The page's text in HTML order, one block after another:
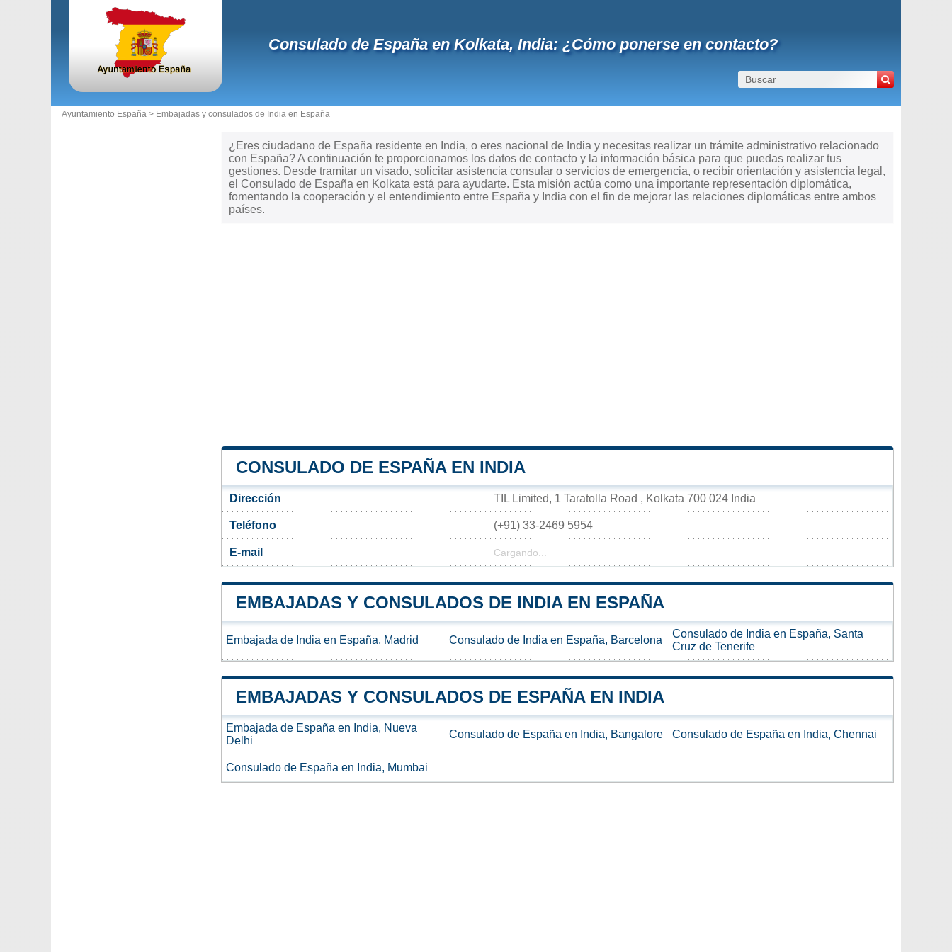
Consulado de España en Kolkata, India: ¿Cómo ponerse en contacto?
Ayuntamiento España > Embajadas y consulados de India en España
¿Eres ciudadano de España residente en India, o eres nacional de India y necesitas realizar un trámite administrativo relacionado
con España? A continuación te proporcionamos los datos de contacto y la información básica para que puedas realizar tus
gestiones. Desde tramitar un visado, solicitar asistencia consular o servicios de emergencia, o recibir orientación y asistencia legal,
el Consulado de España en Kolkata está para ayudarte. Esta misión actúa como una importante representación diplomática,
fomentando la cooperación y el entendimiento entre España y India con el fin de mejorar las relaciones diplomáticas entre ambos
países.
CONSULADO DE ESPAÑA EN INDIA
Dirección TIL Limited, 1 Taratolla Road , Kolkata 700 024 India
Teléfono (+91) 33-2469 5954
E-mail Cargando...
EMBAJADAS Y CONSULADOS DE INDIA EN ESPAÑA
Embajada de India en España, Madrid Consulado de India en España, Barcelona
Consulado de India en España, Santa
Cruz de Tenerife
EMBAJADAS Y CONSULADOS DE ESPAÑA EN INDIA
Embajada de España en India, Nueva
Delhi
Consulado de España en India, Bangalore Consulado de España en India, Chennai
Consulado de España en India, Mumbai